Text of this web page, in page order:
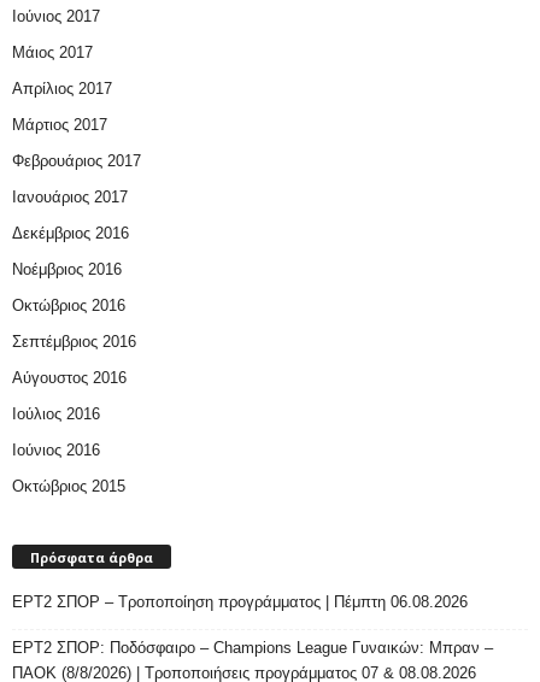
Ιούνιος 2017
Μάιος 2017
Απρίλιος 2017
Μάρτιος 2017
Φεβρουάριος 2017
Ιανουάριος 2017
Δεκέμβριος 2016
Νοέμβριος 2016
Οκτώβριος 2016
Σεπτέμβριος 2016
Αύγουστος 2016
Ιούλιος 2016
Ιούνιος 2016
Οκτώβριος 2015
Πρόσφατα άρθρα
ΕΡΤ2 ΣΠΟΡ – Τροποποίηση προγράμματος | Πέμπτη 06.08.2026
ΕΡΤ2 ΣΠΟΡ: Ποδόσφαιρο – Champions League Γυναικών: Μπραν –
ΠΑΟΚ (8/8/2026) | Τροποποιήσεις προγράμματος 07 & 08.08.2026